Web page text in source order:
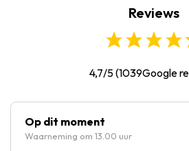
17:00
-17:00
10:00 -
Vrijdag :10:00-
Reviews
4,7/5(1039Google
Op dit moment
Waarneming om 13.00 uur